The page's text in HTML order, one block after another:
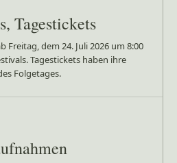
Tagestickets
Freitag, dem 24. Juli 2026 um 8:00
Tagestickets haben ihre
Folgetages.